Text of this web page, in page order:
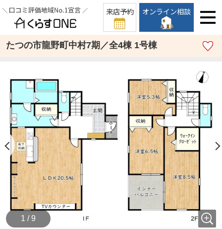
来店予約 オンライン相談
たつの市龍野町中村7期／全4棟 1号棟
1 / 9